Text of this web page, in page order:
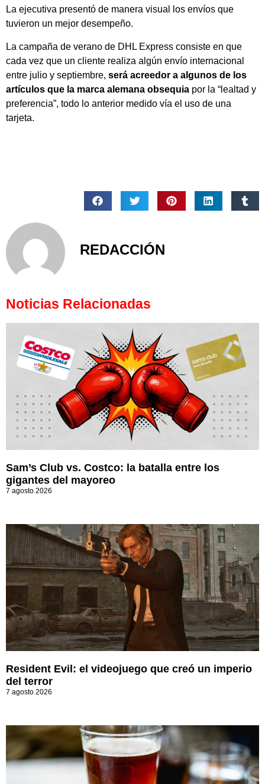
La ejecutiva presentó de manera visual los envíos que
tuvieron un mejor desempeño.
La campaña de verano de DHL Express consiste en que
cada vez que un cliente realiza algún envío internacional
entre julio y septiembre, será acreedor a algunos de los
artículos que la marca alemana obsequia por la “lealtad y
preferencia”, todo lo anterior medido vía el uso de una
tarjeta.
REDACCIÓN
Noticias Relacionadas
Sam’s Club vs. Costco: la batalla entre los
gigantes del mayoreo
7 agosto 2026
Resident Evil: el videojuego que creó un imperio
del terror
7 agosto 2026